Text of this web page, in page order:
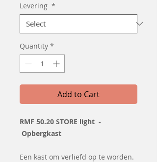
Levering *
Quantity *
Add to Cart
RMF 50.20 STORE light -
Opbergkast
Een kast om verliefd op te worden.